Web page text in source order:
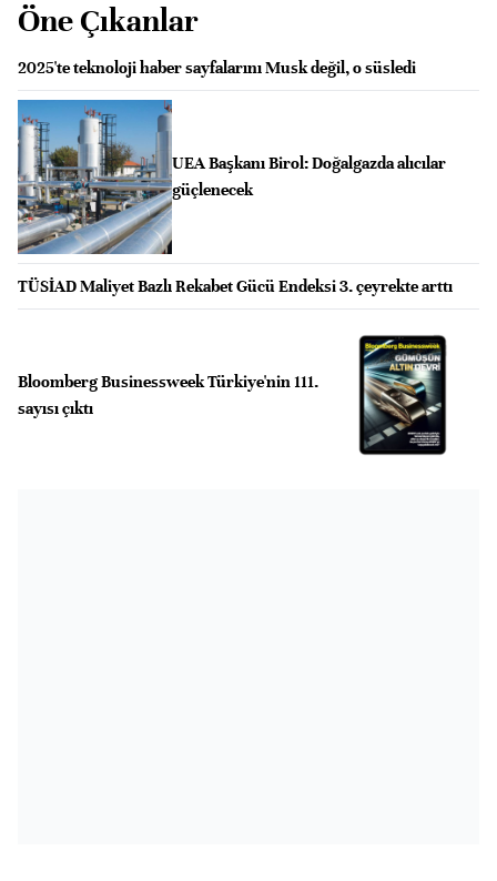
Öne Çıkanlar
2025'te teknoloji haber sayfalarını Musk değil, o süsledi
UEA Başkanı Birol: Doğalgazda alıcılar
güçlenecek
TÜSİAD Maliyet Bazlı Rekabet Gücü Endeksi 3. çeyrekte arttı
Bloomberg Businessweek Türkiye'nin 111.
sayısı çıktı